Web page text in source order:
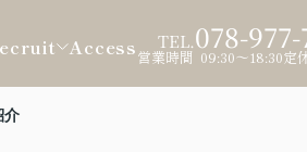
Access TEL.078-
営業時間 09:30～18:30定
介